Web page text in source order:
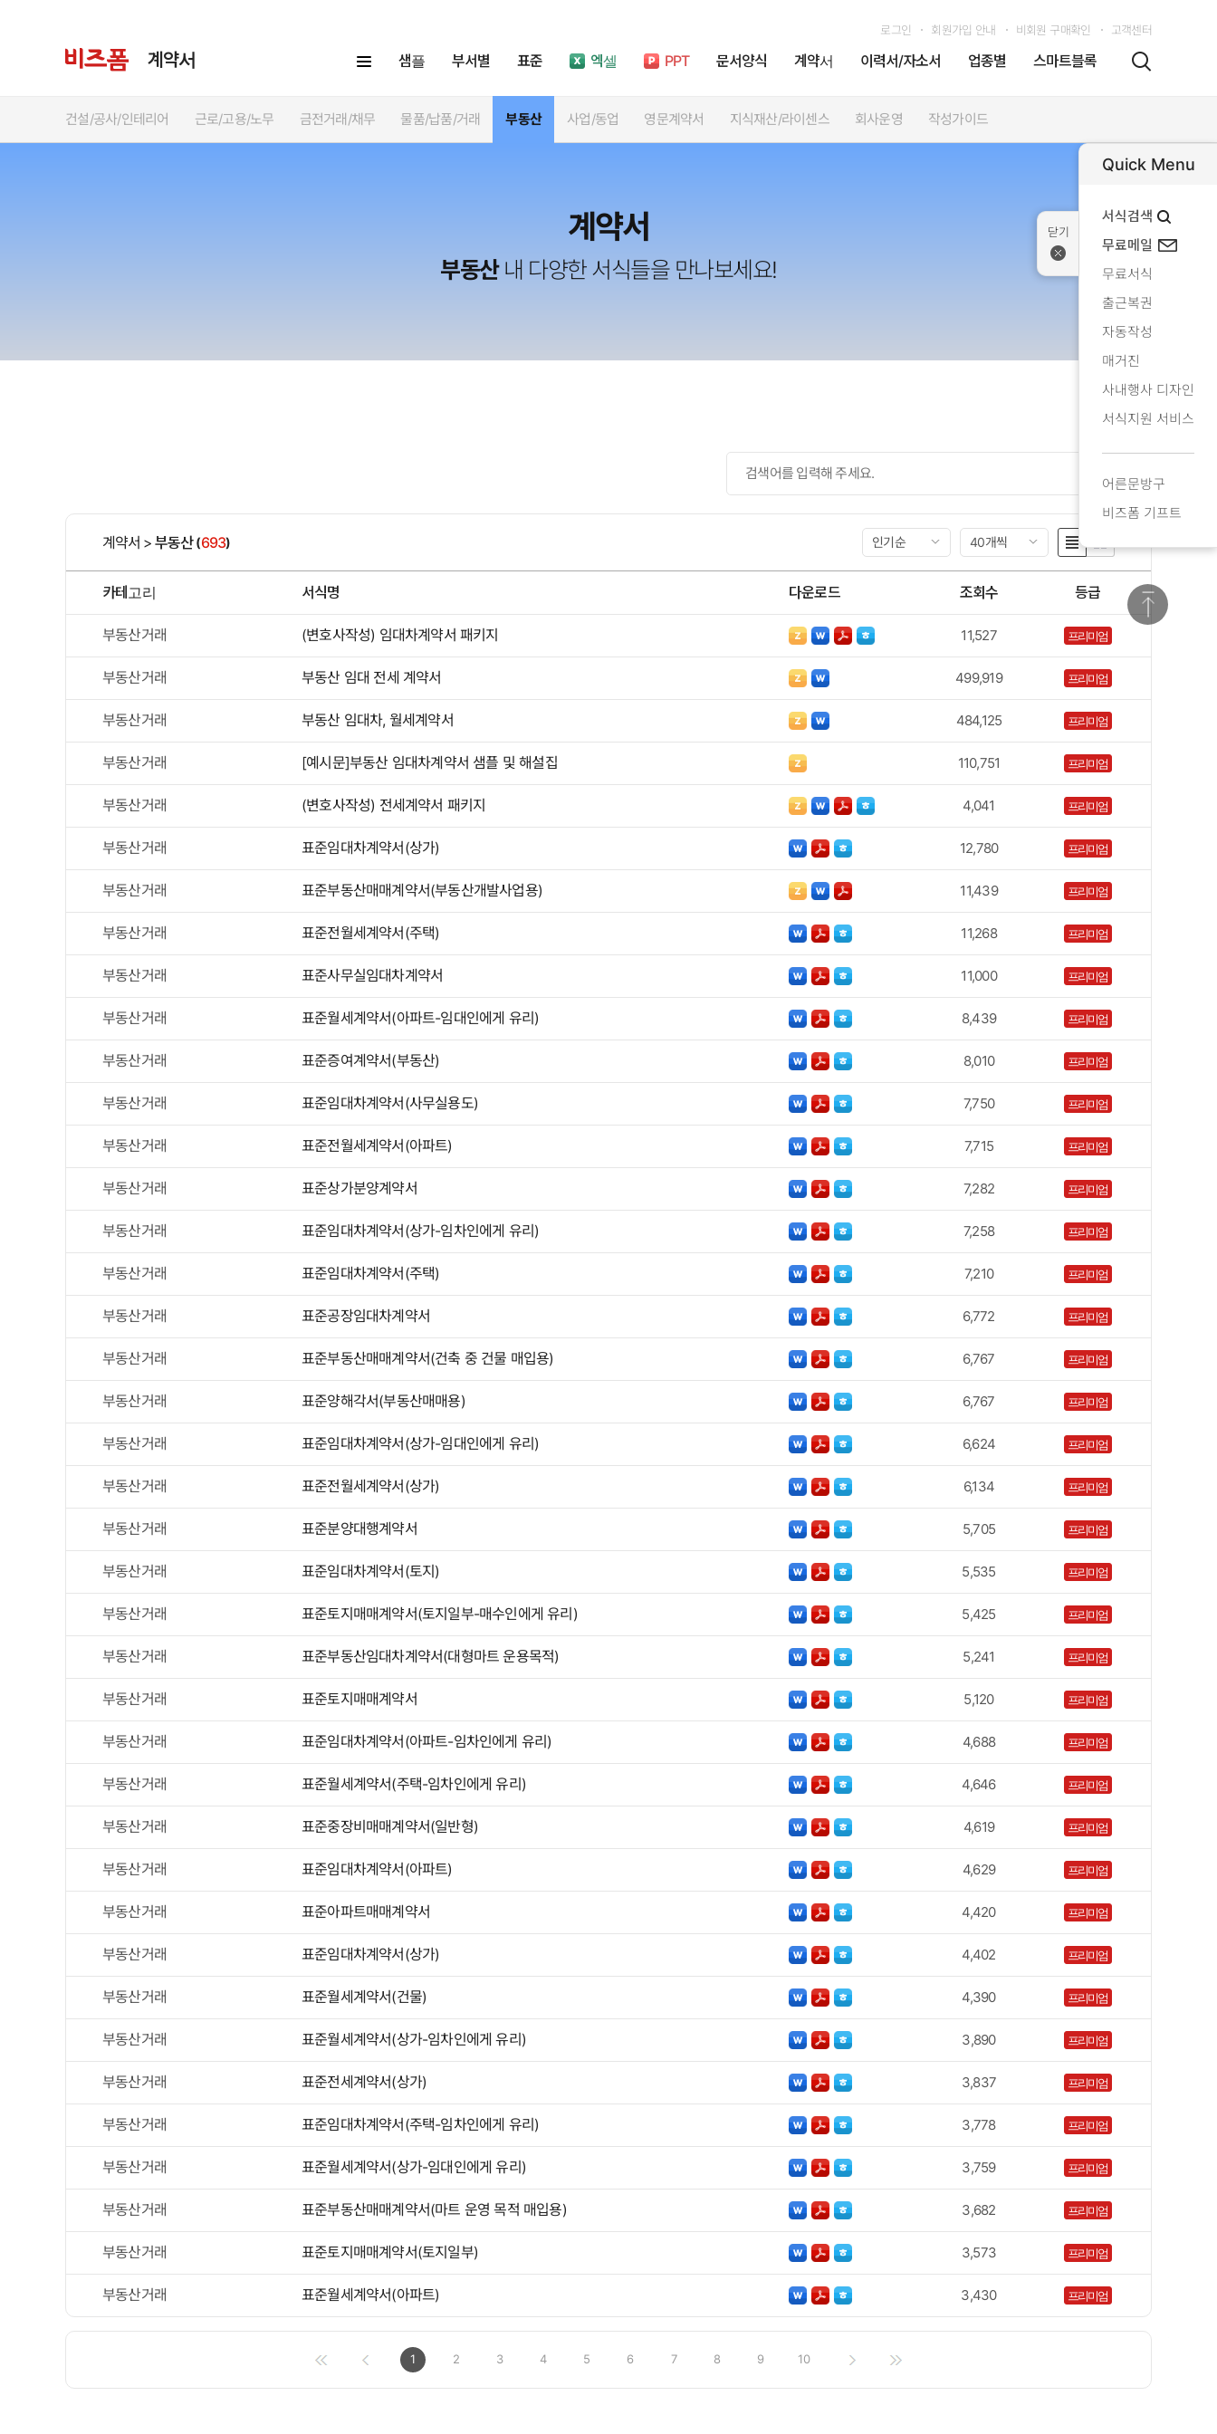
계약서 샘플 부서별 표준 엑셀 PPT 문서양식 계약서 이력서/자소서 업종별 스마트블록
로그인 회원가입 안내 비회원 구매확인 고객센터
건설/공사/인테리어 근로/고용/노무 금전거래/채무 물품/납품/거래 부동산 사업/동업 영문계약서 지식재산/라이센스 회사운영 작성가이드
계약서
부동산내 다양한 서식들을 만나보세요!
검색
계약서 > 부동산 (693) 인기순 40개씩
카테고리 서식명 다운로드 조회수 등급
부동산거래 (변호사작성) 임대차계약서 패키지 11,527 프리미엄
부동산거래 부동산 임대 전세 계약서 499,919 프리미엄
부동산거래 부동산 임대차, 월세계약서 484,125 프리미엄
부동산거래 [예시문]부동산 임대차계약서 샘플 및 해설집 110,751 프리미엄
부동산거래 (변호사작성) 전세계약서 패키지 4,041 프리미엄
부동산거래 표준임대차계약서(상가) 12,780 프리미엄
부동산거래 표준부동산매매계약서(부동산개발사업용) 11,439 프리미엄
부동산거래 표준전월세계약서(주택) 11,268 프리미엄
부동산거래 표준사무실임대차계약서 11,000 프리미엄
부동산거래 표준월세계약서(아파트-임대인에게 유리) 8,439 프리미엄
부동산거래 표준증여계약서(부동산) 8,010 프리미엄
부동산거래 표준임대차계약서(사무실용도) 7,750 프리미엄
부동산거래 표준전월세계약서(아파트) 7,715 프리미엄
부동산거래 표준상가분양계약서 7,282 프리미엄
부동산거래 표준임대차계약서(상가-임차인에게 유리) 7,258 프리미엄
부동산거래 표준임대차계약서(주택) 7,210 프리미엄
부동산거래 표준공장임대차계약서 6,772 프리미엄
부동산거래 표준부동산매매계약서(건축 중 건물 매입용) 6,767 프리미엄
부동산거래 표준양해각서(부동산매매용) 6,767 프리미엄
부동산거래 표준임대차계약서(상가-임대인에게 유리) 6,624 프리미엄
부동산거래 표준전월세계약서(상가) 6,134 프리미엄
부동산거래 표준분양대행계약서 5,705 프리미엄
부동산거래 표준임대차계약서(토지) 5,535 프리미엄
부동산거래 표준토지매매계약서(토지일부-매수인에게 유리) 5,425 프리미엄
부동산거래 표준부동산임대차계약서(대형마트 운용목적) 5,241 프리미엄
부동산거래 표준토지매매계약서 5,120 프리미엄
부동산거래 표준임대차계약서(아파트-임차인에게 유리) 4,688 프리미엄
부동산거래 표준월세계약서(주택-임차인에게 유리) 4,646 프리미엄
부동산거래 표준중장비매매계약서(일반형) 4,619 프리미엄
부동산거래 표준임대차계약서(아파트) 4,629 프리미엄
부동산거래 표준아파트매매계약서 4,420 프리미엄
부동산거래 표준임대차계약서(상가) 4,402 프리미엄
부동산거래 표준월세계약서(건물) 4,390 프리미엄
부동산거래 표준월세계약서(상가-임차인에게 유리) 3,890 프리미엄
부동산거래 표준전세계약서(상가) 3,837 프리미엄
부동산거래 표준임대차계약서(주택-임차인에게 유리) 3,778 프리미엄
부동산거래 표준월세계약서(상가-임대인에게 유리) 3,759 프리미엄
부동산거래 표준부동산매매계약서(마트 운영 목적 매입용) 3,682 프리미엄
부동산거래 표준토지매매계약서(토지일부) 3,573 프리미엄
부동산거래 표준월세계약서(아파트) 3,430 프리미엄
1 2 3 4 5 6 7 8 9 10
Quick Menu
서식검색
무료메일
무료서식
출근복권
자동작성
매거진
사내행사 디자인
서식지원 서비스
어른문방구
비즈폼 기프트